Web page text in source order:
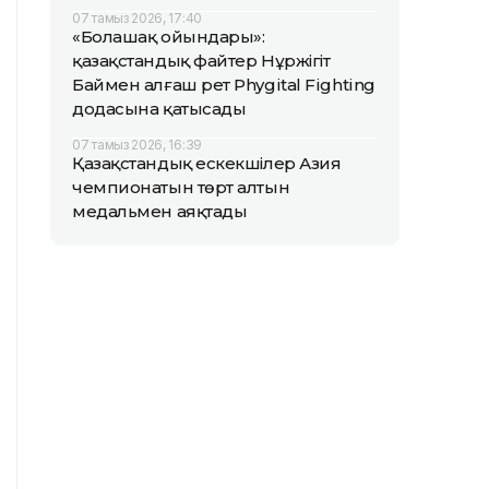
07 тамыз 2026, 17:40
«Болашақ ойындары»:
қазақстандық файтер Нұржігіт
Баймен алғаш рет Phygital Fighting
додасына қатысады
07 тамыз 2026, 16:39
Қазақстандық ескекшілер Азия
чемпионатын төрт алтын
медальмен аяқтады